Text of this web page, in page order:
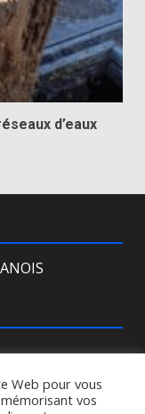
d’eaux
à 12h00 et
Web pour vous
vos